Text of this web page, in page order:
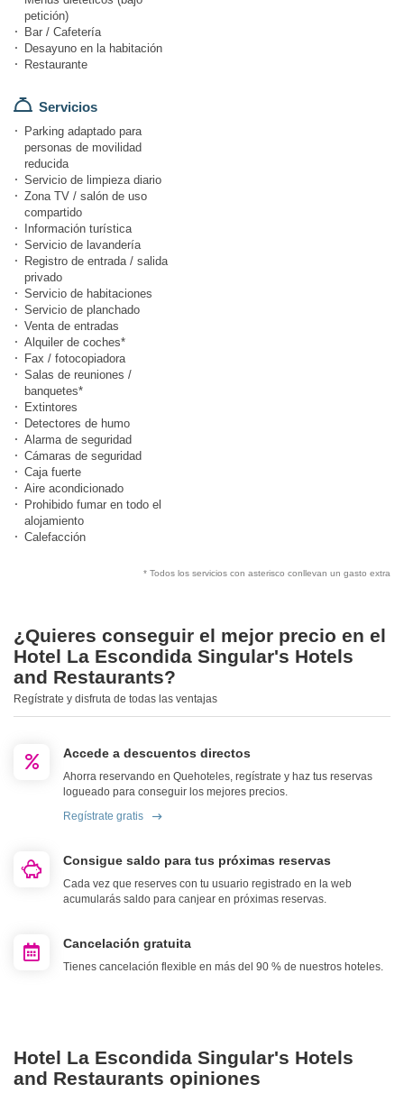
petición)
Bar / Cafetería
Desayuno en la habitación
Restaurante
Servicios
Parking adaptado para
personas de movilidad
reducida
Servicio de limpieza diario
Zona TV / salón de uso
compartido
Información turística
Servicio de lavandería
Registro de entrada / salida
privado
Servicio de habitaciones
Servicio de planchado
Venta de entradas
Alquiler de coches*
Fax / fotocopiadora
Salas de reuniones /
banquetes*
Extintores
Detectores de humo
Alarma de seguridad
Cámaras de seguridad
Caja fuerte
Aire acondicionado
Prohibido fumar en todo el
alojamiento
Calefacción
* Todos los servicios con asterisco conllevan un gasto extra
¿Quieres conseguir el mejor precio en el
Hotel La Escondida Singular's Hotels
and Restaurants?
Regístrate y disfruta de todas las ventajas
Accede a descuentos directos
Ahorra reservando en Quehoteles, regístrate y haz tus reservas
logueado para conseguir los mejores precios.
Regístrate gratis
Consigue saldo para tus próximas reservas
Cada vez que reserves con tu usuario registrado en la web
acumularás saldo para canjear en próximas reservas.
Cancelación gratuita
Tienes cancelación flexible en más del 90 % de nuestros hoteles.
Hotel La Escondida Singular's Hotels
and Restaurants opiniones